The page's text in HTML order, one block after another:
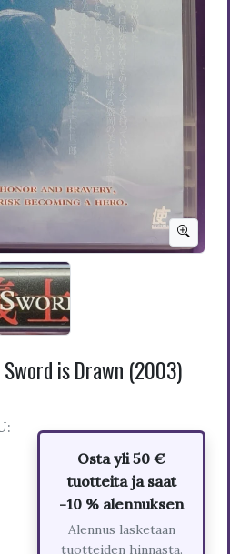
is Drawn (2003)
Osta yli 50 €
tuotteita ja saat
-10 % alennuksen
Alennus lasketaan
tuotteiden hinnasta.